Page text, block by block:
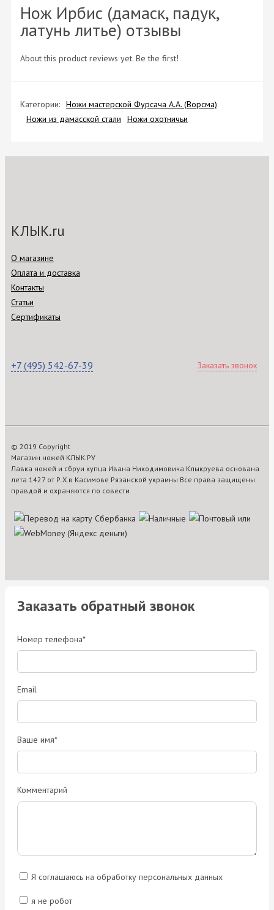
Нож Ирбис (дамаск, падук,
латунь литье) отзывы
About this product reviews yet. Be the first!
Категории: Ножи мастерской Фурсача А.А. (Ворсма)
Ножи из дамасской стали
Ножи охотничьи
КЛЫК.ru
О магазине
Оплата и доставка
Контакты
Статьи
Сертификаты
+7 (495) 542-67-39 Заказать звонок
© 2019 Copyright
Магазин ножей КЛЫК.РУ
Лавка ножей и сбруи купца Ивана Никодимовича Клыкруева основана
лета 1427 от Р.Х.в Касимове Рязанской украины Все права защищены
правдой и охраняются по совести.
Заказать обратный звонок
Номер телефона*
Email
Ваше имя*
Комментарий
Я соглашаюсь на обработку персональных данных
я не робот